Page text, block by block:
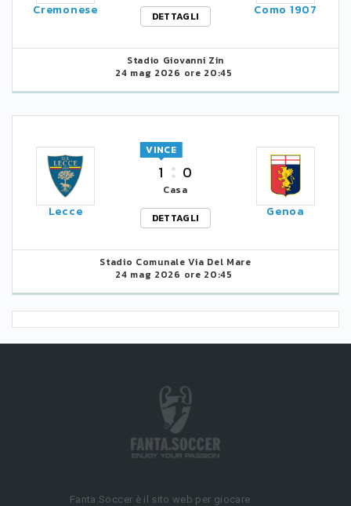
Cremonese
DETTAGLI
Como 1907
Stadio Giovanni Zin
24 mag 2026 ore 20:45
Lecce
1
VINCE
0
Casa
DETTAGLI
Genoa
Stadio Comunale Via Del Mare
24 mag 2026 ore 20:45
Fanta.Soccer è il sito web per giocare